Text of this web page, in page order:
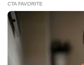
Starwood
Dixie
Kontakt-
Datenschutz
CTA FAVORITE